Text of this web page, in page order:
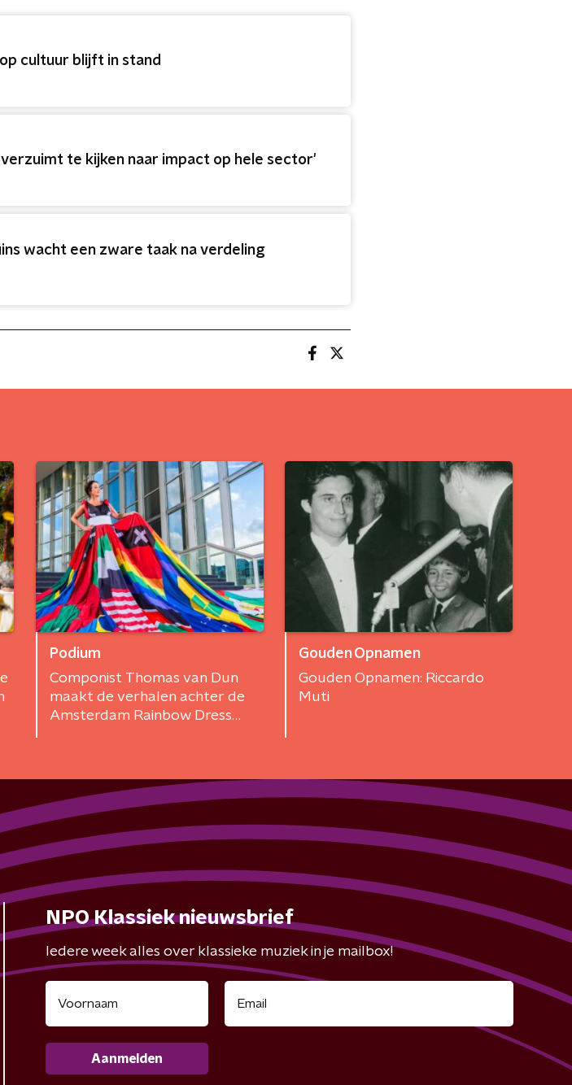
cultuur blijft in stand
te kijken naar impact op hele sector'
wacht een zware taak na verdeling
Podium
Componist Thomas van Dun
maakt de verhalen achter de
Amsterdam Rainbow Dress
Gouden Opnamen
Gouden Opnamen: Riccardo
Muti
NPO Klassiek nieuwsbrief
Iedere week alles over klassieke muziek in je mailbox!
Aanmelden